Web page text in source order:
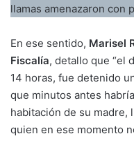
llamas amenazaron con
En ese sentido, Marisel
Fiscalía, detallo que “el
14 horas, fue detenido
que minutos antes habría
habitación de su madre,
quien en ese momento